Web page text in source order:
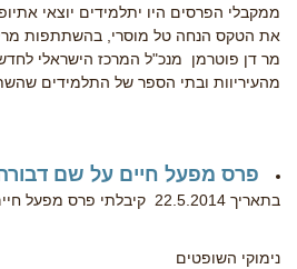
ממקבלי הפרסים היו יתלמידים יוצאי
את הטקס הנחה טל מוסרי, בהשתתפות מרי
מר דן פוטרמן מנכ"ל המרכז הישראלי
מהעיריוות ובתי הספר של התלמידים
פרס מפעל חיים על שם
בתאריך 22.5.2014 קיבלתי פרס מפעל חיים לספרות נוער
נימוקי השופטים